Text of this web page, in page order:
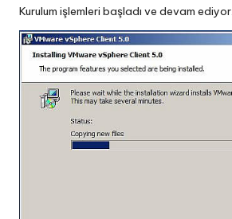
Kurulum işlemleri başladı ve devam ediyor.